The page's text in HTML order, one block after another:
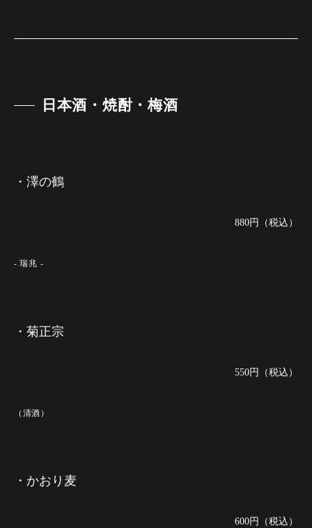
日本酒・焼酎・梅酒
・澤の鶴
880円（税込）
- 瑞兆 -
・菊正宗
550円（税込）
（清酒）
・かおり麦
600円（税込）